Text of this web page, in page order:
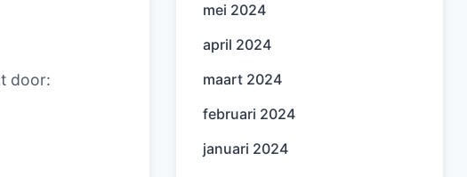
door:
mei 2024
april 2024
maart 2024
februari 2024
januari 2024